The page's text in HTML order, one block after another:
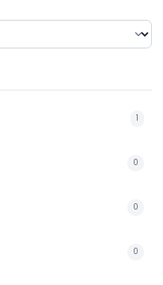
1
0
0
0